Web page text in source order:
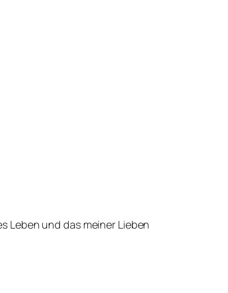
Leben und das meiner Lieben